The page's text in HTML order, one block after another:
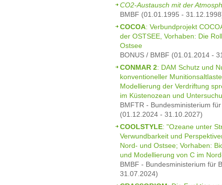
CO2-Austausch mit der
BMBF (01.01.1995 -
COCOA: Verbundprojekt
der OSTSEE, Vorhaben: Die
Ostsee
BONUS / BMBF (01.01.2014 -
CONMAR 2: DAM Schutz und
konventioneller
Modellierung der Verdriftung
im Küstenozean und
BMFTR - Bundesministerium
(01.12.2024 - 31.10.2027)
COOLSTYLE: "Ozeane unter
Verwundbarkeit und
Nord- und Ostsee; Vorhaben:
und Modellierung von C im
BMBF - Bundesministerium für
31.07.2024)